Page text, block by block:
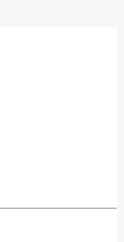
ขาย
Ai
! เน้น
ดีมีอยู่
พสต์อสังหาฯ รับโพส
ห้เราจัดการให้! ด้วย